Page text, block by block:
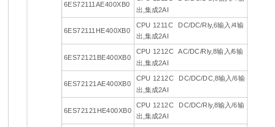
6ES72111AE400XB0
出,集成2AI
6ES72111HE400XB0
CPU 1211C DC/DC/Rly,6输入/4输
出,集成2AI
6ES72121BE400XB0
CPU 1212C AC/DC/Rly,8输入/6输
出,集成2AI
6ES72121AE400XB0
CPU 1212C DC/DC/DC,8输入/6输
出,集成2AI
6ES72121HE400XB0
CPU 1212C DC/DC/Rly,8输入/6输
出,集成2AI